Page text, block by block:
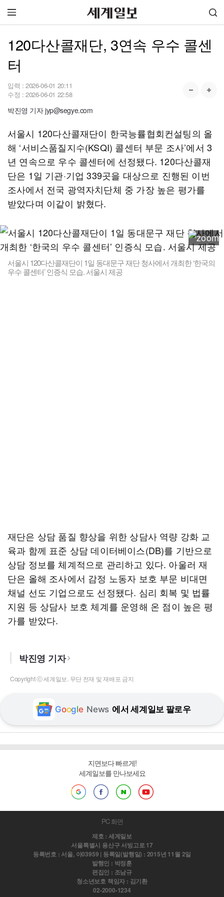
120다산콜재단, 3연속 우수 콜센
터
입력 : 2026-06-01 20:11
수정 : 2026-06-01 22:58
박진영 기자 jyp@segye.com
서울시 120다산콜재단이 한국능률협회컨설팅의 올
해 ‘서비스품질지수(KSQI) 콜센터 부문 조사’에서 3
년 연속으로 우수 콜센터에 선정됐다. 120다산콜재
단은 1일 기관·기업 339곳을 대상으로 진행된 이번
조사에서 전국 광역자치단체 중 가장 높은 평가를
받았다며 이같이 밝혔다.
서울시 120다산콜재단이 1일 동대문구 재단 청사에서 개최한 ‘한국의
우수 콜센터’ 인증식 모습. 서울시 제공
재단은 상담 품질 향상을 위한 상담사 역량 강화 교
육과 함께 표준 상담 데이터베이스(DB)를 기반으로
상담 정보를 체계적으로 관리하고 있다. 아울러 재
단은 올해 조사에서 감정 노동자 보호 부문 비대면
채널 선도 기업으로도 선정됐다. 심리 회복 및 법률
지원 등 상담사 보호 체계를 운영해 온 점이 높은 평
가를 받았다.
박진영 기자
Copyright ⓒ 세계일보. 무단 전재 및 재배포 금지
Google News 에서 세계일보 팔로우
지면보다 빠르게!
세계일보를 만나보세요
PC 화면
제호 : 세계일보
서울특별시 용산구 서빙고로 17
등록번호 : 서울, 아03959 | 등록일(발행일) : 2015년 11월 2일
발행인 : 박정훈
편집인 : 조남규
청소년보호 책임자 : 김기환
02-2000-1234